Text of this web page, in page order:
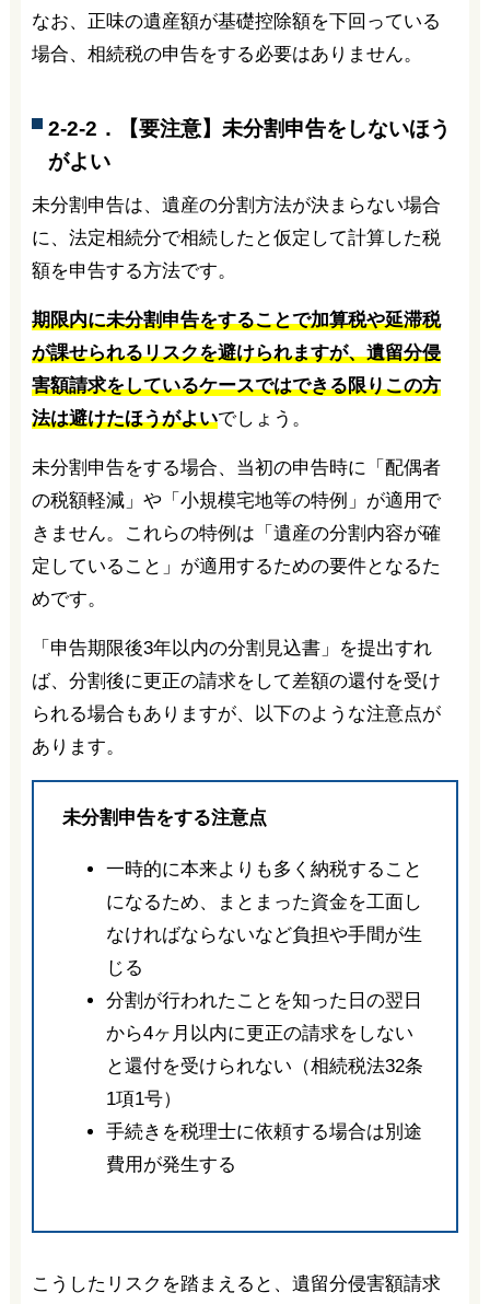
なお、正味の遺産額が基礎控除額を下回っている
場合、相続税の申告をする必要はありません。
2-2-2．【要注意】未分割申告をしないほう
がよい
未分割申告は、遺産の分割方法が決まらない場合
に、法定相続分で相続したと仮定して計算した税
額を申告する方法です。
期限内に未分割申告をすることで加算税や延滞税
が課せられるリスクを避けられますが、遺留分侵
害額請求をしているケースではできる限りこの方
法は避けたほうがよいでしょう。
未分割申告をする場合、当初の申告時に「配偶者
の税額軽減」や「小規模宅地等の特例」が適用で
きません。これらの特例は「遺産の分割内容が確
定していること」が適用するための要件となるた
めです。
「申告期限後3年以内の分割見込書」を提出すれ
ば、分割後に更正の請求をして差額の還付を受け
られる場合もありますが、以下のような注意点が
あります。
未分割申告をする注意点
一時的に本来よりも多く納税すること
になるため、まとまった資金を工面し
なければならないなど負担や手間が生
じる
分割が行われたことを知った日の翌日
から4ヶ月以内に更正の請求をしない
と還付を受けられない（相続税法32条
1項1号）
手続きを税理士に依頼する場合は別途
費用が発生する
こうしたリスクを踏まえると、遺留分侵害額請求